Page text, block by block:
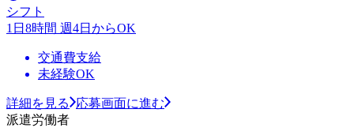
シフト
1日8時間 週4日からOK
交通費支給
未経験OK
詳細を見る
応募画面に進む
派遣労働者